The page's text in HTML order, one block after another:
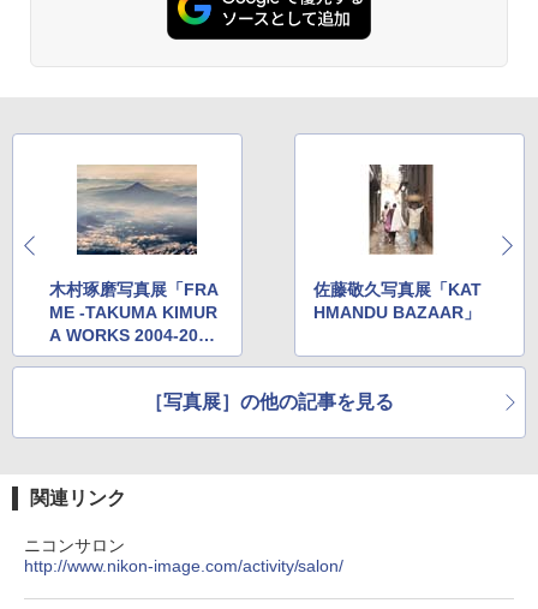
木村琢磨写真展「FRA
ME -TAKUMA KIMUR
A WORKS 2004-2014
-」
佐藤敬久写真展「KAT
HMANDU BAZAAR」
［写真展］の他の記事を見る
関連リンク
ニコンサロン
http://www.nikon-image.com/activity/salon/